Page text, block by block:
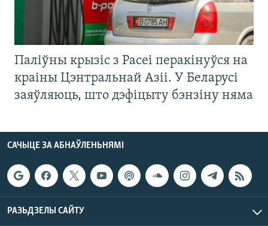
Паліўны крызіс з Расеі перакінуўся на
краіны Цэнтральнай Азіі. У Беларусі
заяўляюць, што дэфіцыту бэнзіну няма
САЧЫЦЕ ЗА АБНАЎЛЕНЬНЯМІ
РАЗЬДЗЕЛЫ САЙТУ